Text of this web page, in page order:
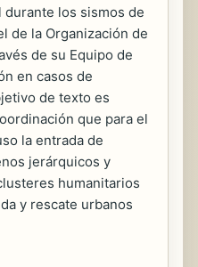
los sismos de
de la Organización de
de su Equipo de
en casos de
de texto es
que para el
la entrada de
jerárquicos y
humanitarios
y rescate urbanos